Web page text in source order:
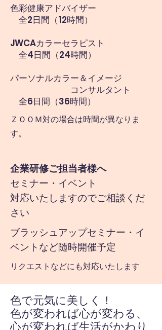
色彩健康アドバイザー
全2日間（12時間）
JWCAカラーセラピスト
全4日間（24時間）
パーソナルカラー＆イメージ
コンサルタント
​ 全6日間（36時間）
​ＺＯＯＭ対の場合は時間が異なりま
す。
企業研修ご担当者様へ
セミナー・イベント
対応いたしますのでご相談くだ
さい
ブラッシュアップセミナー・イ
ベントなど随時開催予定
​リクエストなどにも対応いたします
色で元気に美しく！
​色が変われば心が変わる、
心が変われば生活がかわり